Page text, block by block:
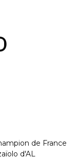
de France
d'AL